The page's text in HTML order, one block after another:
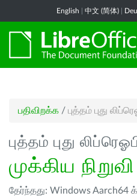
English 中文 (简体)
பதிவிறக்க / புத்தம் புது
புத்தம் புது
முக்கிய நிறுவி
தேர்ந்தது: Windows Aarch64